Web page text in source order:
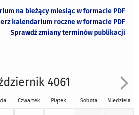
na bieżący miesiąc w formacie PDF
kalendarium roczne w formacie PDF
Sprawdź zmiany terminów publikacji
4061
Czwartek Piątek Sobota Niedziela